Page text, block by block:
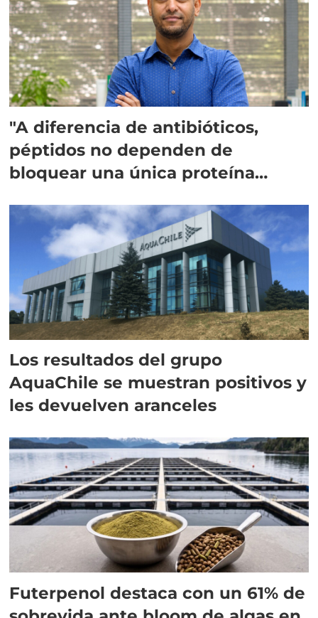
"A diferencia de antibióticos,
péptidos no dependen de
bloquear una única proteína
Los resultados del grupo
AquaChile se muestran positivos y
les devuelven aranceles
Futerpenol destaca con un 61% de